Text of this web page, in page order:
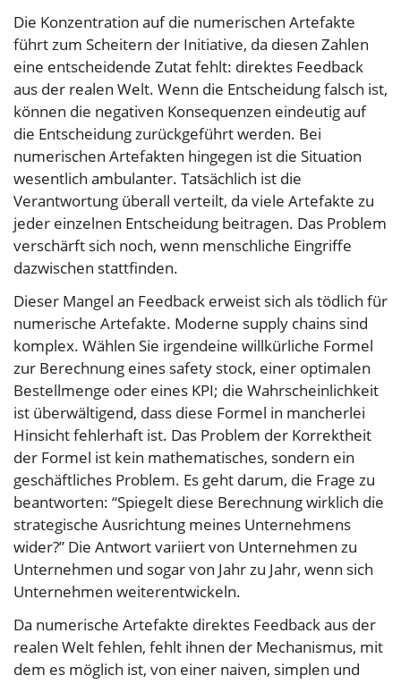
Die Konzentration auf die numerischen Artefakte
führt zum Scheitern der Initiative, da diesen Zahlen
eine entscheidende Zutat fehlt: direktes Feedback
aus der realen Welt. Wenn die Entscheidung falsch ist,
können die negativen Konsequenzen eindeutig auf
die Entscheidung zurückgeführt werden. Bei
numerischen Artefakten hingegen ist die Situation
wesentlich ambulanter. Tatsächlich ist die
Verantwortung überall verteilt, da viele Artefakte zu
jeder einzelnen Entscheidung beitragen. Das Problem
verschärft sich noch, wenn menschliche Eingriffe
dazwischen stattfinden.
Dieser Mangel an Feedback erweist sich als tödlich für
numerische Artefakte. Moderne supply chains sind
komplex. Wählen Sie irgendeine willkürliche Formel
zur Berechnung eines safety stock, einer optimalen
Bestellmenge oder eines KPI; die Wahrscheinlichkeit
ist überwältigend, dass diese Formel in mancherlei
Hinsicht fehlerhaft ist. Das Problem der Korrektheit
der Formel ist kein mathematisches, sondern ein
geschäftliches Problem. Es geht darum, die Frage zu
beantworten: “Spiegelt diese Berechnung wirklich die
strategische Ausrichtung meines Unternehmens
wider?” Die Antwort variiert von Unternehmen zu
Unternehmen und sogar von Jahr zu Jahr, wenn sich
Unternehmen weiterentwickeln.
Da numerische Artefakte direktes Feedback aus der
realen Welt fehlen, fehlt ihnen der Mechanismus, mit
dem es möglich ist, von einer naiven, simplen und